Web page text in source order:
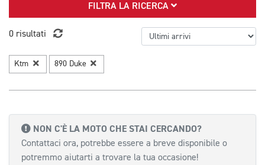
FILTRA LA RICERCA
0 risultati
Ktm 890 Duke
NON C'È LA MOTO CHE STAI CERCANDO?
Contattaci ora, potrebbe essere a breve disponibile o
potremmo aiutarti a trovare la tua occasione!